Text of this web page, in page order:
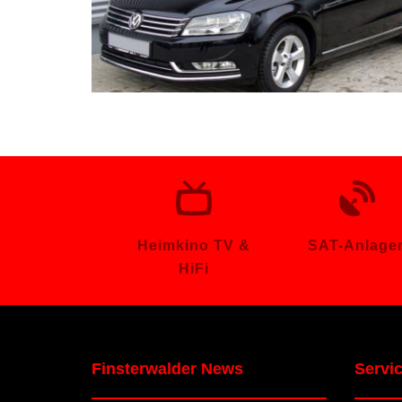
Heimkino TV &
HiFi
SAT-
Finsterwalder News